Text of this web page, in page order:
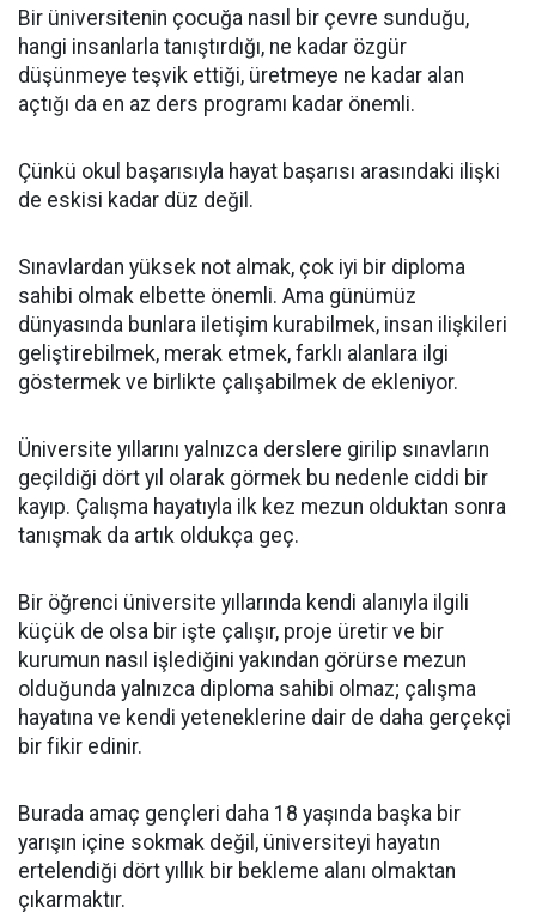
Bir üniversitenin çocuğa nasıl bir çevre sunduğu,
hangi insanlarla tanıştırdığı, ne kadar özgür
düşünmeye teşvik ettiği, üretmeye ne kadar alan
açtığı da en az ders programı kadar önemli.
Çünkü okul başarısıyla hayat başarısı arasındaki ilişki
de eskisi kadar düz değil.
Sınavlardan yüksek not almak, çok iyi bir diploma
sahibi olmak elbette önemli. Ama günümüz
dünyasında bunlara iletişim kurabilmek, insan ilişkileri
geliştirebilmek, merak etmek, farklı alanlara ilgi
göstermek ve birlikte çalışabilmek de ekleniyor.
Üniversite yıllarını yalnızca derslere girilip sınavların
geçildiği dört yıl olarak görmek bu nedenle ciddi bir
kayıp. Çalışma hayatıyla ilk kez mezun olduktan sonra
tanışmak da artık oldukça geç.
Bir öğrenci üniversite yıllarında kendi alanıyla ilgili
küçük de olsa bir işte çalışır, proje üretir ve bir
kurumun nasıl işlediğini yakından görürse mezun
olduğunda yalnızca diploma sahibi olmaz; çalışma
hayatına ve kendi yeteneklerine dair de daha gerçekçi
bir fikir edinir.
Burada amaç gençleri daha 18 yaşında başka bir
yarışın içine sokmak değil, üniversiteyi hayatın
ertelendiği dört yıllık bir bekleme alanı olmaktan
çıkarmaktır.